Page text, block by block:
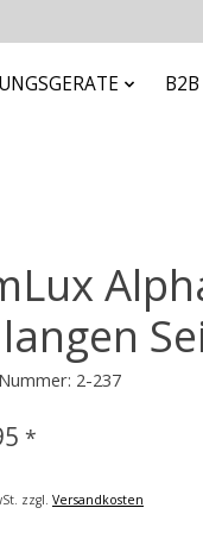
B2B
2-237
*
zzgl. Versandkosten